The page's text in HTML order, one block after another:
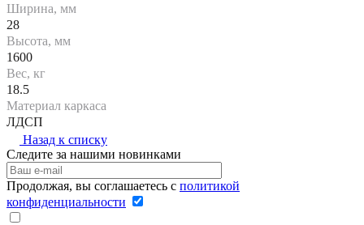
Ширина, мм
28
Высота, мм
1600
Вес, кг
18.5
Материал каркаса
ЛДСП
Назад к списку
Следите за нашими новинками
Продолжая, вы соглашаетесь с политикой
конфиденциальности